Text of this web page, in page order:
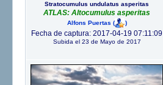
Stratocumulus undulatus asperitas
ATLAS: Altocumulus asperitas
Alfons Puertas ( )
Fecha de captura: 2017-04-19 07:11:09
Subida el 23 de Mayo de 2017